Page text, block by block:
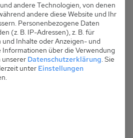
andere Technologien, von denen
andere diese Website und Ihr
Personenbezogene Daten
(z. B. IP-Adressen), z. B. für
und Inhalte oder Anzeigen- und
Informationen über die Verwendung
unserer Datenschutzerklärung. Sie
unter Einstellungen
Service-Gruppen, für die